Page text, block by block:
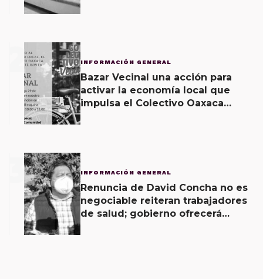
2 INFORMACIÓN GENERAL
Bazar Vecinal una acción para
activar la economía local que
impulsa el Colectivo Oaxaca
3 INFORMACIÓN GENERAL
Renuncia de David Concha no es
negociable reiteran trabajadores
de salud; gobierno ofrecerá